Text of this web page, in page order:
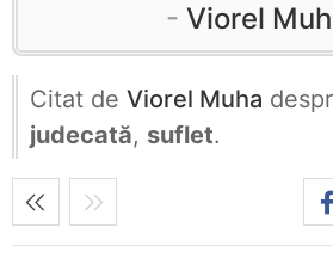
Viorel
Citat de Viorel Muha
judecată, suflet.